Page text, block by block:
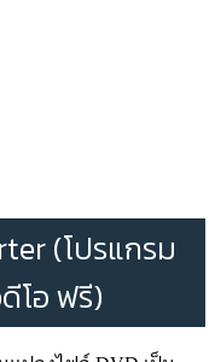
(โปรแกรม
โอ ฟรี)